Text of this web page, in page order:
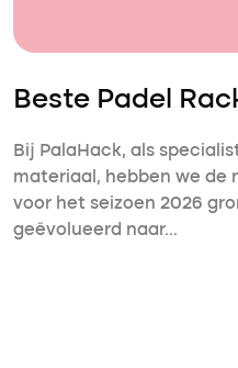
Beste Padel
Bij PalaHack, als
materiaal, hebben we de
voor het seizoen 2026
geëvolueerd naar…